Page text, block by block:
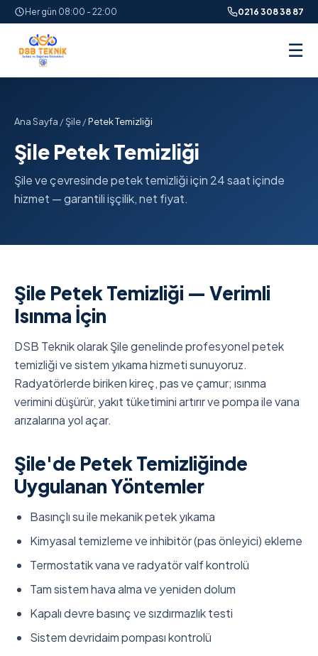
Her gün 08:00 - 22:00 0216 308 38 87
☰
Ana Sayfa /Şile/Petek Temizliği
Şile Petek Temizliği
Şile ve çevresinde petek temizliği için 24 saat içinde
hizmet — garantili işçilik, net fiyat.
Şile Petek Temizliği — Verimli
Isınma İçin
DSB Teknik olarak Şile genelinde profesyonel petek
temizliği ve sistem yıkama hizmeti sunuyoruz.
Radyatörlerde biriken kireç, pas ve çamur; ısınma
verimini düşürür, yakıt tüketimini artırır ve pompa ile vana
arızalarına yol açar.
Şile'de Petek Temizliğinde
Uygulanan Yöntemler
Basınçlı su ile mekanik petek yıkama
Kimyasal temizleme ve inhibitör (pas önleyici) ekleme
Termostatik vana ve radyatör valf kontrolü
Tam sistem hava alma ve yeniden dolum
Kapalı devre basınç ve sızdırmazlık testi
Sistem devridaim pompası kontrolü